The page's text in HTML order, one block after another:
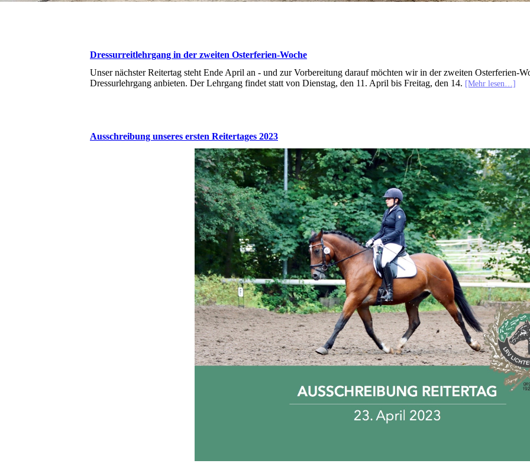
Dressurreitlehrgang in der zweiten Osterferien-Woche
Unser nächster Reitertag steht Ende April an - und zur Vorbereitung darauf möchten wir in der zweiten Osterferien-
Dressurlehrgang anbieten. Der Lehrgang findet statt von Dienstag, den 11. April bis Freitag, den 14. [Mehr lesen…]
Ausschreibung unseres ersten Reitertages 2023